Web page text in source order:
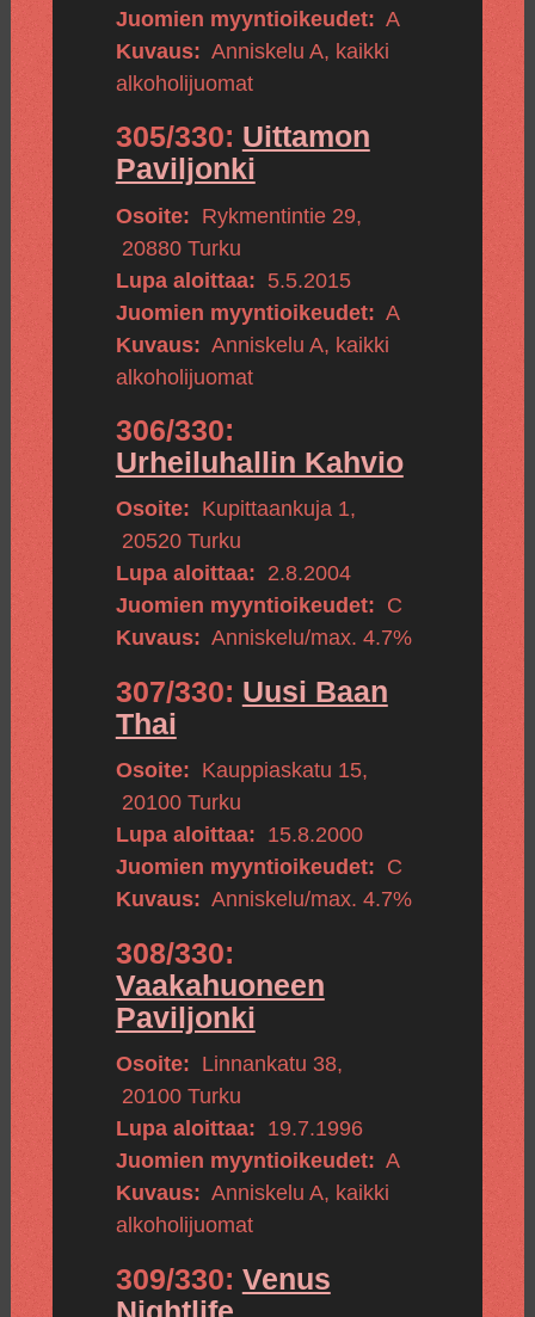
Juomien myyntioikeudet: A
Kuvaus: Anniskelu A, kaikki
alkoholijuomat
305/330: Uittamon
Paviljonki
Osoite: Rykmentintie 29,
20880 Turku
Lupa aloittaa: 5.5.2015
Juomien myyntioikeudet: A
Kuvaus: Anniskelu A, kaikki
alkoholijuomat
306/330:
Urheiluhallin Kahvio
Osoite: Kupittaankuja 1,
20520 Turku
Lupa aloittaa: 2.8.2004
Juomien myyntioikeudet: C
Kuvaus: Anniskelu/max. 4.7%
307/330: Uusi Baan
Thai
Osoite: Kauppiaskatu 15,
20100 Turku
Lupa aloittaa: 15.8.2000
Juomien myyntioikeudet: C
Kuvaus: Anniskelu/max. 4.7%
308/330:
Vaakahuoneen
Paviljonki
Osoite: Linnankatu 38,
20100 Turku
Lupa aloittaa: 19.7.1996
Juomien myyntioikeudet: A
Kuvaus: Anniskelu A, kaikki
alkoholijuomat
309/330: Venus